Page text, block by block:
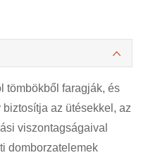
tömbökből faragják, és
az ütésekkel, az
viszontagságaival
domborzatelemek